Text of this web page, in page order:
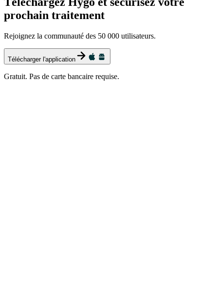
prochain traitement
Rejoignez la communauté des 50 000 utilisateurs.
Télécharger l'application
Gratuit. Pas de carte bancaire requise.